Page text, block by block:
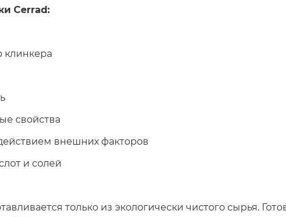
Cerrad:
клинкера
свойства
внешних факторов
и солей
только из экологически чистого сырья.